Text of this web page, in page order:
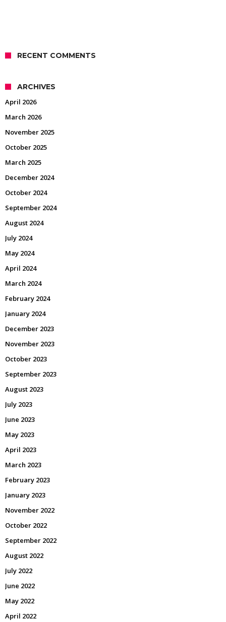
RECENT COMMENTS
ARCHIVES
April 2026
March 2026
November 2025
October 2025
March 2025
December 2024
October 2024
September 2024
August 2024
July 2024
May 2024
April 2024
March 2024
February 2024
January 2024
December 2023
November 2023
October 2023
September 2023
August 2023
July 2023
June 2023
May 2023
April 2023
March 2023
February 2023
January 2023
November 2022
October 2022
September 2022
August 2022
July 2022
June 2022
May 2022
April 2022